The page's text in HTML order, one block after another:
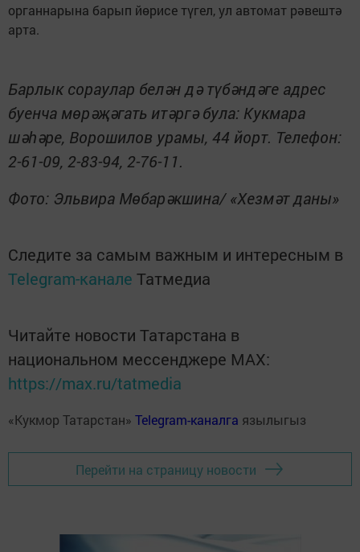
органнарына барып йөрисе түгел, ул автомат рәвештә
арта.
Барлык сораулар белән дә түбәндәге адрес
буенча мөрәҗәгать итәргә була: Кукмара
шәһәре, Ворошилов урамы, 44 йорт. Телефон:
2-61-09, 2-83-94, 2-76-11.
Фото: Эльвира Мөбарәкшина/ «Хезмәт даны»
Следите за самым важным и интересным в
Telegram-канале Татмедиа
Читайте новости Татарстана в
национальном мессенджере MАХ:
https://max.ru/tatmedia
«Кукмор Татарстан» Telegram-каналга язылыгыз
Перейти на страницу новости